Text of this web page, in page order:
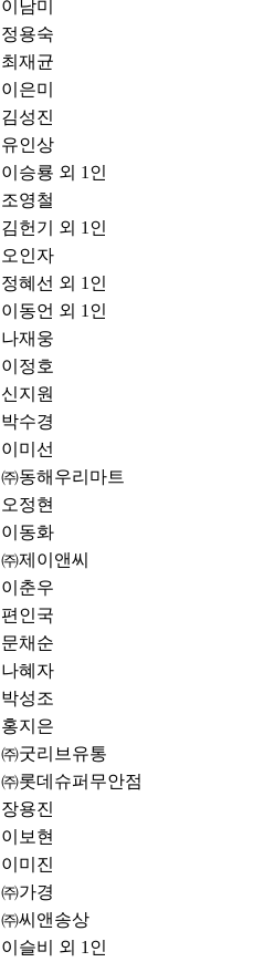
이남미
정용숙
최재균
이은미
김성진
유인상
이승룡 외 1인
조영철
김헌기 외 1인
오인자
정혜선 외 1인
이동언 외 1인
나재웅
이정호
신지원
박수경
이미선
㈜동해우리마트
오정현
이동화
㈜제이앤씨
이춘우
편인국
문채순
나혜자
박성조
홍지은
㈜굿리브유통
㈜롯데슈퍼무안점
장용진
이보현
이미진
㈜가경
㈜씨앤송상
이슬비 외 1인